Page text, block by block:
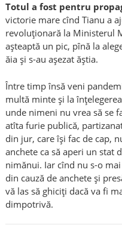
Totul a fost pentru
victorie mare cînd Tianu a
revoluționară la Ministerul
așteaptă un pic, pînă la
ăia și s-au așezat ăștia.
Între timp însă veni
multă minte și la
unde nimeni nu vrea să se
atîta furie publică,
din jur, care își fac de cap,
anchete ca să aperi un stat
nimănui. Iar cînd nu s-o
din cauză de anchete și
vă las să ghiciți dacă va fi
dimpotrivă.